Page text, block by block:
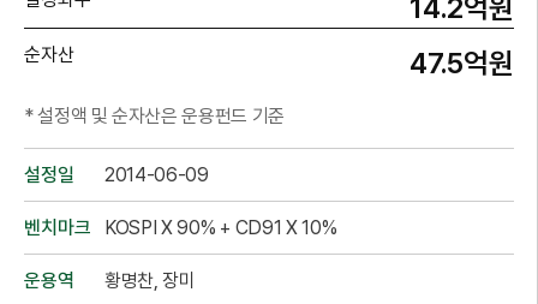
14.2억원
순자산 47.5억원
* 설정액 및 순자산은 운용펀드 기준
설정일 2014-06-09
벤치마크 KOSPI X 90% + CD91 X 10%
운용역 황명찬, 장미